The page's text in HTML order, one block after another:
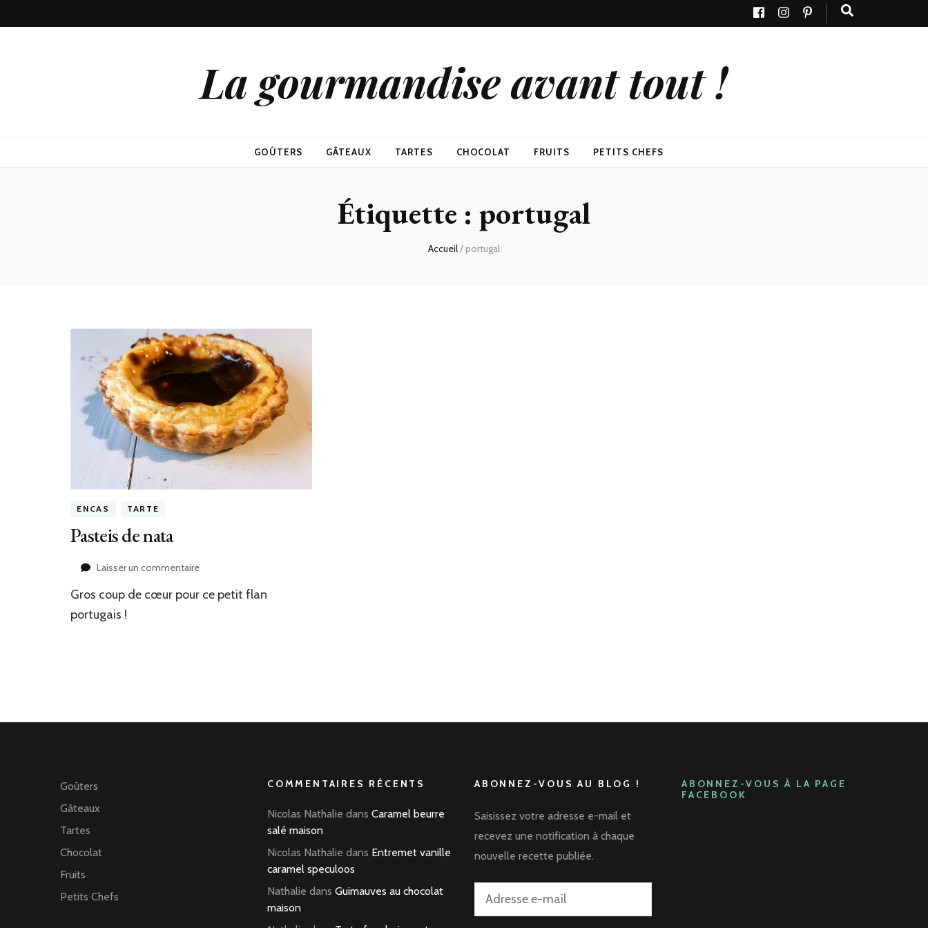
La gourmandise avant tout !
GOÛTERS GÂTEAUX TARTES CHOCOLAT FRUITS PETITS CHEFS
Étiquette : portugal
Accueil/ portugal
ENCAS TARTE
Pasteis de nata
Laisser un commentairesur
de
Gros coup de cœur pour ce petit flan
portugais !
Goûters
Gâteaux
Tartes
Chocolat
Fruits
Petits Chefs
COMMENTAIRES RÉCENTS
Nicolas Nathalie dans Caramel beurre
salé maison
Nicolas Nathalie dans Entremet vanille
caramel speculoos
Nathalie dans Guimauves au chocolat
maison
ABONNEZ-VOUS AU BLOG !
Saisissez votre adresse e-mail et
recevez une notification à chaque
nouvelle recette publiée.
Adresse
ABONNEZ-VOUS À LA PAGE
FACEBOOK